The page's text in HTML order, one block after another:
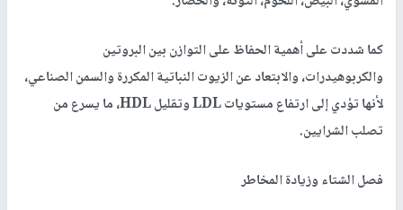
كما شددت على أهمية الحفاظ على التوازن بين البروتين
والكربوهيدرات، والابتعاد عن الزيوت النباتية المكررة والسمن الصناعي،
لأنها تؤدي إلى ارتفاع مستويات LDL وتقليل HDL، ما يسرع من
تصلب الشرايين.
فصل الشتاء وزيادة المخاطر